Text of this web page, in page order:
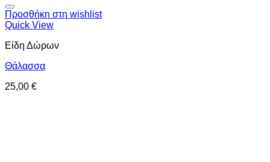
Προσθήκη στη wishlist
Quick View
Είδη Δώρων
Θάλασσα
25,00 €